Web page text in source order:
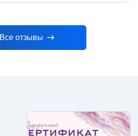
Все отзывы